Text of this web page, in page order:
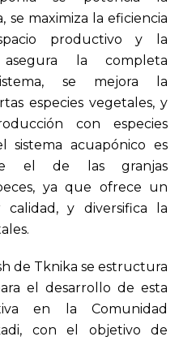
se maximiza la eficiencia
productivo y la
la completa
se mejora la
especies vegetales, y
con especies
sistema acuapónico es
el de las granjas
ya que ofrece un
y diversifica la
de Tknika se estructura
el desarrollo de esta
en la Comunidad
con el objetivo de